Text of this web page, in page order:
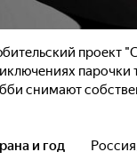
проект
парочки
снимают
и год